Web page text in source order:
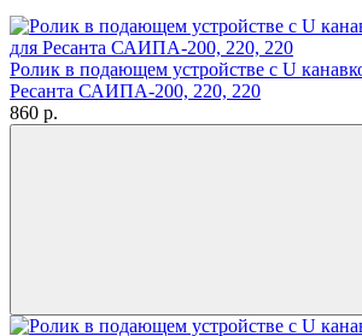
Ролик в подающем устройстве с U
Ресанта САИПА-200, 220, 220
860 p.